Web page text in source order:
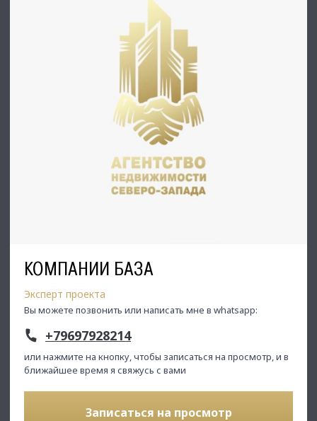
КОМПАНИИ БАЗА
Эксперт проекта
Вы можете позвонить или написать мне в whatsapp:
+79697928214
или нажмите на кнопку, чтобы записаться на просмотр, и в
ближайшее время я свяжусь с вами
Записаться на просмотр
⭐Заходите в наш профиль, чтобы ознакомиться с
нашими актуальными предложениями!
Если не нашли в нашем профиле то, что Вам подходит –
позвоните ☎️, и мы обязательно подберем нужный объект
по самым выгодным условиям на рынке коммерческой
⭐ Добавьте объявление в Избранное, чтобы не
С Уважением, Дмитрий Утробин.